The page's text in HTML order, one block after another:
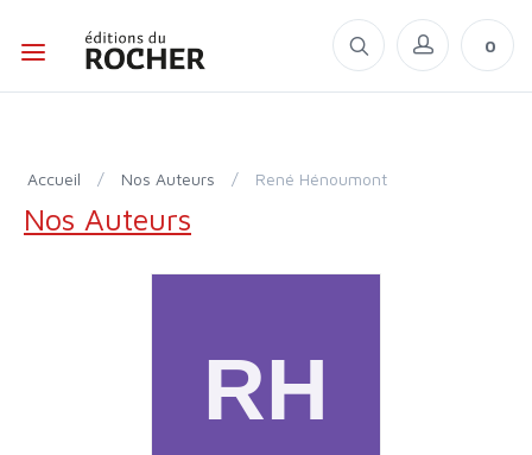
0
Accueil / Nos Auteurs / René Hénoumont
Nos Auteurs